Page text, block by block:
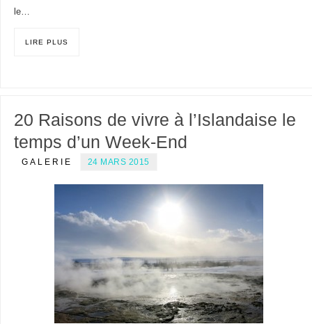
le…
LIRE PLUS
20 Raisons de vivre à l’Islandaise le
temps d’un Week-End
GALERIE 24 MARS 2015